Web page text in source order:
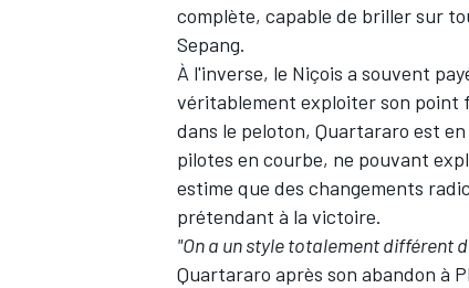
complète, capable de briller sur
Sepang.
À l'inverse, le Niçois a souvent
véritablement exploiter son point
dans le peloton, Quartararo est
pilotes en courbe, ne pouvant
estime que des changements
prétendant à la victoire.
"On a un style totalement différent
Quartararo après son abandon à